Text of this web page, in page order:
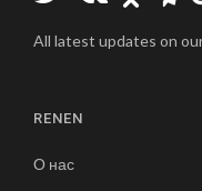
All latest updates on our
RENEN
О нас